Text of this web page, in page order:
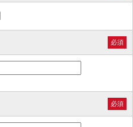
必須
必須